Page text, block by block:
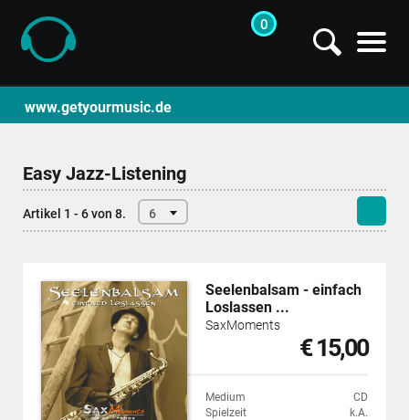
0
www.getyourmusic.de
Easy Jazz-Listening
Artikel 1 - 6 von 8. 6
Seelenbalsam - einfach
Loslassen ...
SaxMoments
€ 15,00
Medium
CD
Spielzeit
k.A.